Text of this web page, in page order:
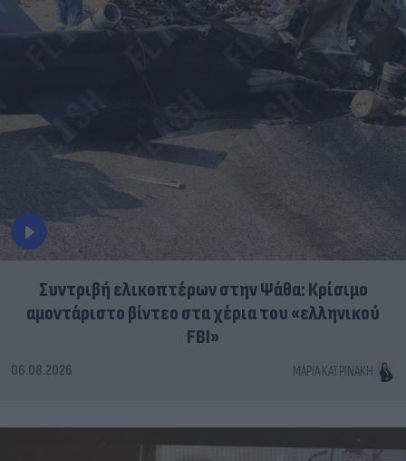
Συντριβή ελικοπτέρων στην Ψάθα: Κρίσιμο
αμοντάριστο βίντεο στα χέρια του «ελληνικού
FBI»
06.08.2026 ΜΑΡΊΑ ΚΑΤΡΙΝΆΚΗ